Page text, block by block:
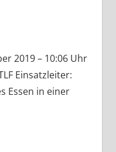
2019 – 10:06 Uhr
Einsatzleiter:
Essen in einer